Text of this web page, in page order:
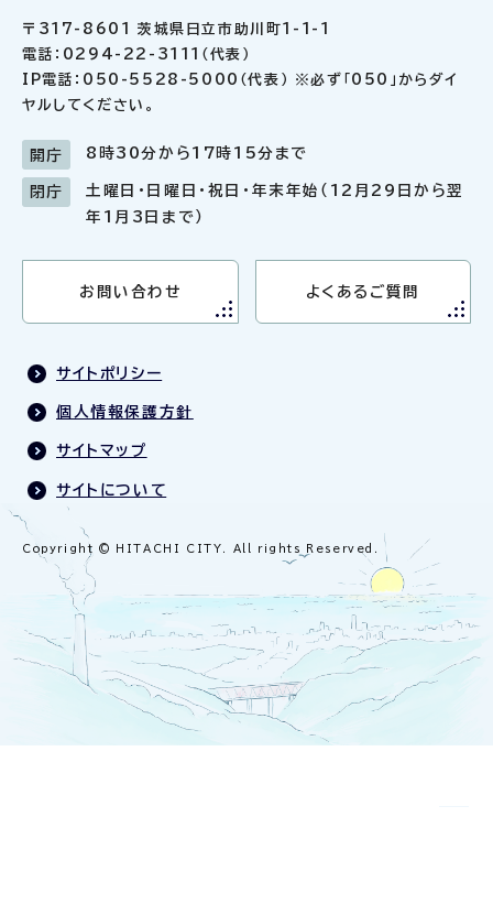
〒317-8601 茨城県日立市助川町1-1-1
電話：0294-22-3111（代表）
IP電話：050-5528-5000（代表） ※必ず「050」からダイ
ヤルしてください。
開庁 8時30分から17時15分まで
閉庁
土曜日・日曜日・祝日・年末年始（12月29日から翌
年1月3日まで）
お問い合わせ よくあるご質問
サイトポリシー
個人情報保護方針
サイトマップ
サイトについて
Copyright © HITACHI CITY. All rights Reserved.